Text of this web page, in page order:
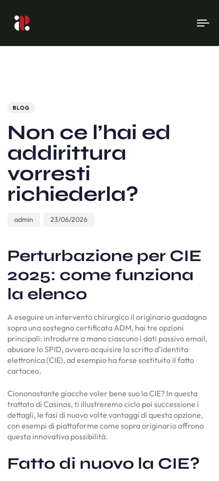
BLOG
Non ce l’hai ed
addirittura
vorresti
richiederla?
admin 23/06/2026
Perturbazione per CIE
2025: come funziona
la elenco
A eseguire un intervento chirurgico il originario guadagno
sopra una sostegno certificata ADM, hai tre opzioni
principali: introdurre a mano ciascuno i dati passivo email,
abusare lo SPID, ovvero acquisire la scritto d’identita
elettronica (CIE), ad esempio ha forse sostituito il fatto
cartaceo.
Ciononostante giacche voler bene suo la CIE? In questa
trattato di Casinos, ti illustreremo ciclo poi successione i
dettagli, le fasi di nuovo volte vantaggi di questa opzione,
con esempi di piattaforme come sopra originario offrono
questa innovativa possibilità.
Fatto di nuovo la CIE?